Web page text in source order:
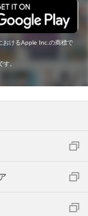
おけるApple Inc.の商標で
。